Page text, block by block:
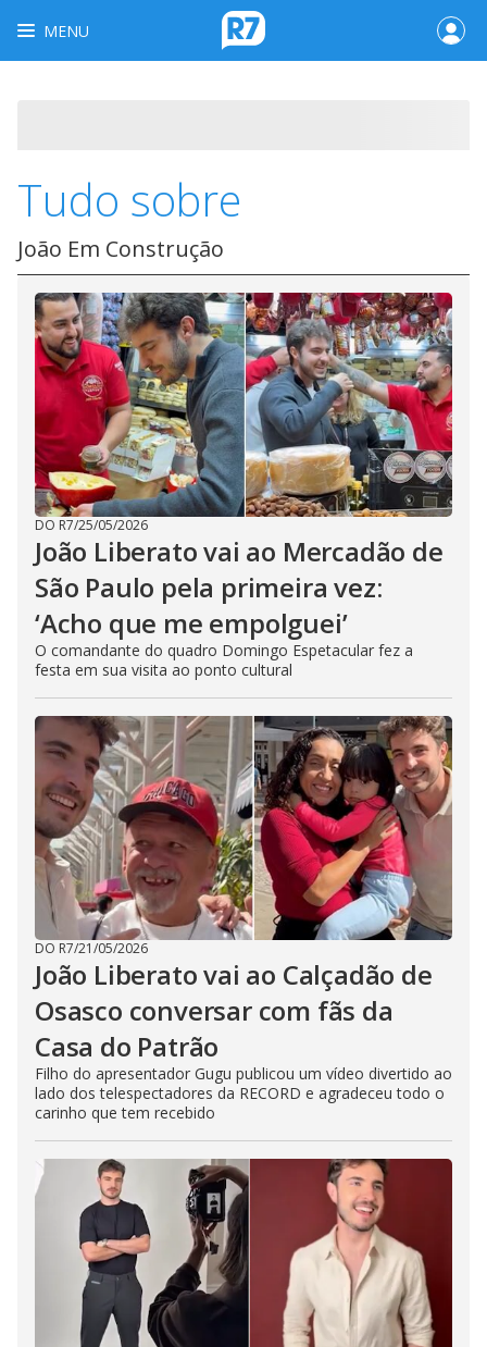
MENU
Tudo sobre
João Em Construção
DO R7/25/05/2026
João Liberato vai ao Mercadão de
São Paulo pela primeira vez:
‘Acho que me empolguei’
O comandante do quadro Domingo Espetacular fez a
festa em sua visita ao ponto cultural
DO R7/21/05/2026
João Liberato vai ao Calçadão de
Osasco conversar com fãs da
Casa do Patrão
Filho do apresentador Gugu publicou um vídeo divertido ao
lado dos telespectadores da RECORD e agradeceu todo o
carinho que tem recebido